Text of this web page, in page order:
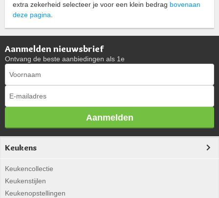
extra zekerheid selecteer je voor een klein bedrag bovenaan
deze pagina
Aanmelden nieuwsbrief
Ontvang de beste aanbiedingen als 1e
Aanmelden
Keukens
Keukencollectie
Keukenstijlen
Keukenopstellingen